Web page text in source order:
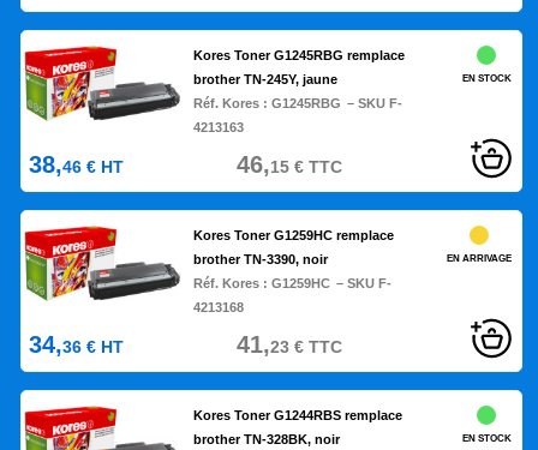
Kores Toner G1245RBG remplace
brother TN-245Y, jaune
Réf. Kores : G1245RBG – SKU F-
4213163
EN STOCK
38,46 € HT 46,15€TTC
Kores Toner G1259HC remplace
brother TN-3390, noir
Réf. Kores : G1259HC – SKU F-
4213168
EN ARRIVAGE
34,36 € HT 41,23€TTC
Kores Toner G1244RBS remplace
brother TN-328BK, noir
EN STOCK